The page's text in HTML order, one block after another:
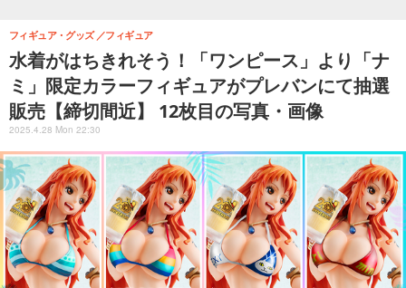
水着がはちきれそう！「ワンピース」より「ナ
ミ」限定カラーフィギュアがプレバンにて抽選
販売【締切間近】 12枚目の写真・画像
フィギュア・グッズ フィギュア
2025.4.28 Mon 22:30